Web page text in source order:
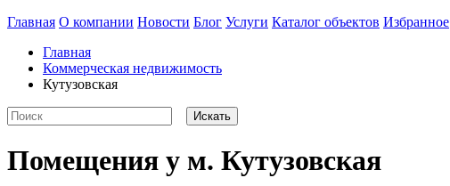
Главная О компании Новости Блог Услуги Каталог объектов Избранное
Главная
Коммерческая недвижимость
Кутузовская
Помещения у м. Кутузовская